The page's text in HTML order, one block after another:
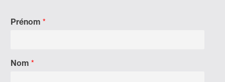
Prénom *
Nom *